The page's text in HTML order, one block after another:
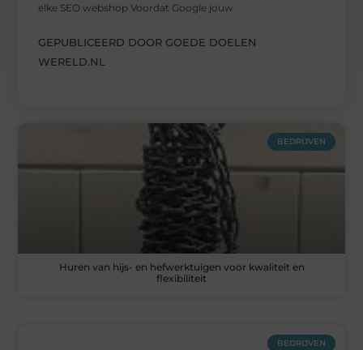
elke SEO webshop Voordat Google jouw
GEPUBLICEERD DOOR GOEDE DOELEN
WERELD.NL
BEDRIJVEN
Huren van hijs- en hefwerktuigen voor kwaliteit en
flexibiliteit
BEDRIJVEN